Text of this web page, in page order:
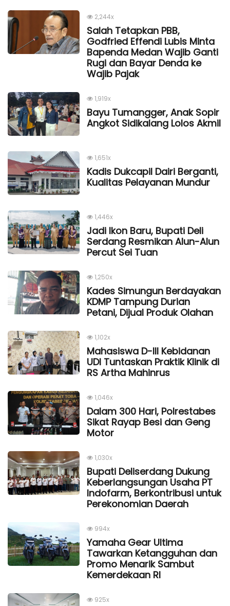
2,244x
Salah Tetapkan PBB,
Godfried Effendi Lubis Minta
Bapenda Medan Wajib Ganti
Rugi dan Bayar Denda ke
Wajib Pajak
1,919x
Bayu Tumangger, Anak Sopir
Angkot Sidikalang Lolos Akmil
1,651x
Kadis Dukcapil Dairi Berganti,
Kualitas Pelayanan Mundur
1,446x
Jadi Ikon Baru, Bupati Deli
Serdang Resmikan Alun-Alun
Percut Sei Tuan
1,250x
Kades Simungun Berdayakan
KDMP Tampung Durian
Petani, Dijual Produk Olahan
1,102x
Mahasiswa D-III Kebidanan
UDI Tuntaskan Praktik Klinik di
RS Artha Mahinrus
1,046x
Dalam 300 Hari, Polrestabes
Sikat Rayap Besi dan Geng
Motor
1,030x
Bupati Deliserdang Dukung
Keberlangsungan Usaha PT
Indofarm, Berkontribusi untuk
Perekonomian Daerah
994x
Yamaha Gear Ultima
Tawarkan Ketangguhan dan
Promo Menarik Sambut
Kemerdekaan Rl
925x